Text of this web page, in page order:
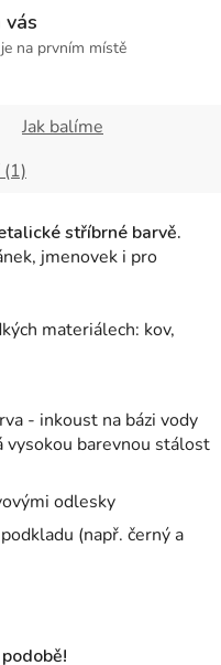
vás
na prvním místě
Jak balíme
stříbrné barvě.
jmenovek i pro
materiálech: kov,
- inkoust na bázi vody
barevnou stálost
odlesky
(např. černý a